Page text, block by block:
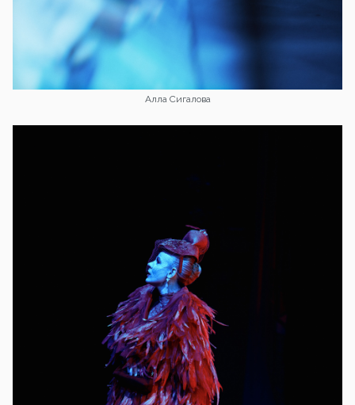
Алла Сигалова